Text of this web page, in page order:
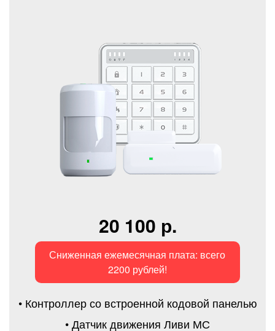
20 100 р.
Сниженная ежемесячная плата: всего
2200 рублей!
• Контроллер со встроенной кодовой панелью
• Датчик движения Ливи МС